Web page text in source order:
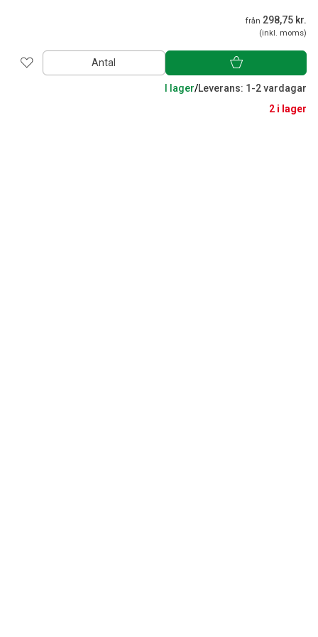
från 298,75 kr.
(inkl. moms)
Antal
I lager/Leverans: 1-2 vardagar
2 i lager